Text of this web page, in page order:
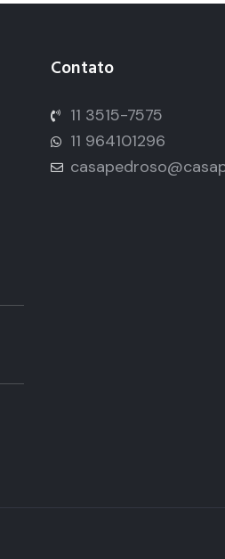
Contato
11 3515-7575
11 964101296